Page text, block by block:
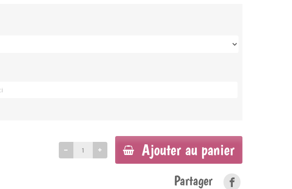
Ajouter au panier
Partager